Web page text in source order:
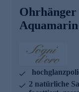
wirkungsvolle
maritime
sicheren und
Aus diesem
unserer
strengsten
beinhalten
mit den
Aquamarin
2 natürliche